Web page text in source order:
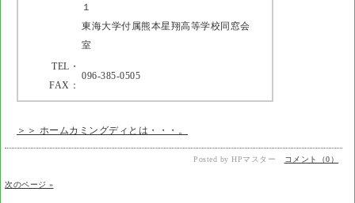
１
東海大学付属熊本星翔高等学校同窓会
室
TEL・
FAX：
096-385-0505
＞＞ ホームカミングディとは・・・。
Posted by HPマスター コメント（0）
次のページ »